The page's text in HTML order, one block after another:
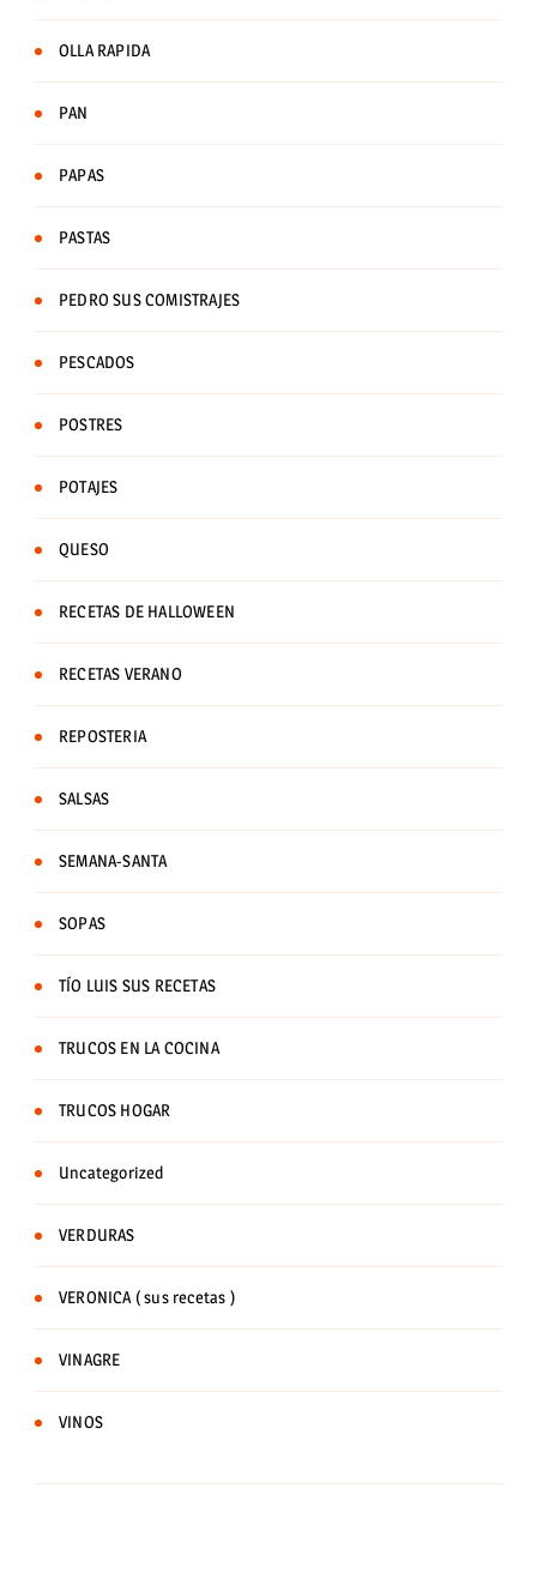
OLLA RAPIDA
PAN
PAPAS
PASTAS
PEDRO SUS COMISTRAJES
PESCADOS
POSTRES
POTAJES
QUESO
RECETAS DE HALLOWEEN
RECETAS VERANO
REPOSTERIA
SALSAS
SEMANA-SANTA
SOPAS
TÍO LUIS SUS RECETAS
TRUCOS EN LA COCINA
TRUCOS HOGAR
Uncategorized
VERDURAS
VERONICA ( sus recetas )
VINAGRE
VINOS